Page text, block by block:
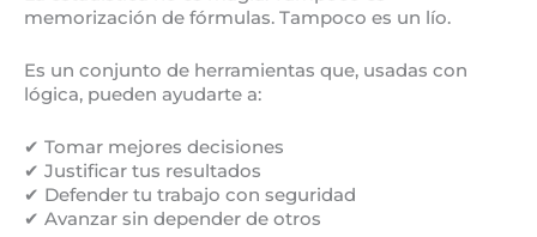
memorización de fórmulas. Tampoco es un lío.
Es un conjunto de herramientas que, usadas con
lógica, pueden ayudarte a:
✔ Tomar mejores decisiones
✔ Justificar tus resultados
✔ Defender tu trabajo con seguridad
✔ Avanzar sin depender de otros